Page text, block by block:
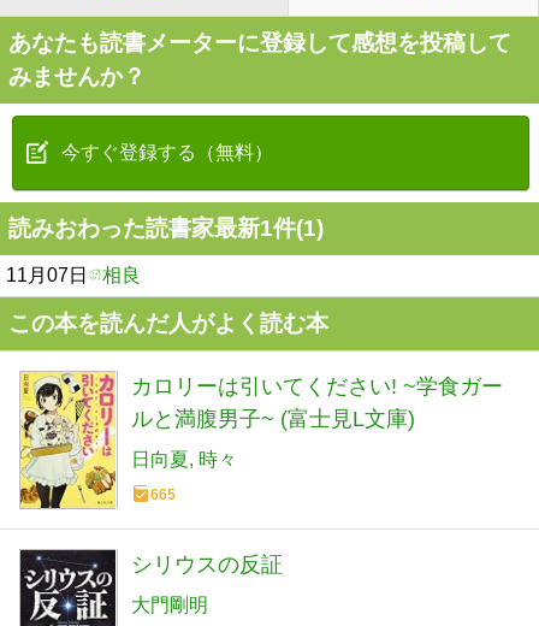
あなたも読書メーターに登録して感想を投稿して
みませんか？
今すぐ登録する（無料）
読みおわった読書家最新1件(1)
11月07日 相良
この本を読んだ人がよく読む本
カロリーは引いてください! ~学食ガー
ルと満腹男子~ (富士見L文庫)
日向夏 時々
665
シリウスの反証
大門剛明